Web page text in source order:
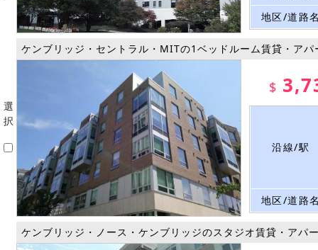
地区/道路
選
択
ケンブリッジ・セントラル・MITの1ベッドルーム賃貸・アパ
$
沿線/駅
地区/道路
ケンブリッジ・ノース・ケンブリッジのスタジオ賃貸・アパ